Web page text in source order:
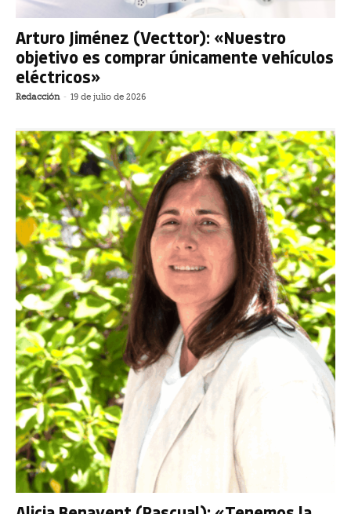
Arturo Jiménez (Vecttor): «Nuestro
objetivo es comprar únicamente vehículos
eléctricos»
Redacción - 19 de julio de 2026